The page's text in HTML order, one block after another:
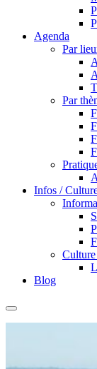
Agenda
Par
Par
Infos /
Blog